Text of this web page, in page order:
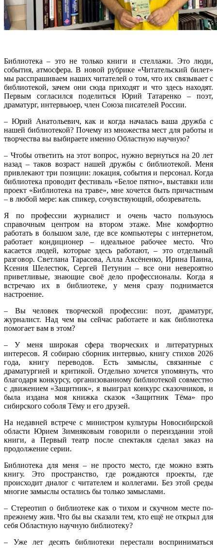
Библиотека – это не только книги и стеллажи. Это люди,
события, атмосфера. В новой рубрике «Читательский билет»
мы расспрашиваем наших читателей о том, что их связывает с
библиотекой, зачем они сюда приходят и что здесь находят.
Первым согласился поделиться Юрий Татаренко – поэт,
драматург, интервьюер, член Союза писателей России.
– Юрий Анатольевич, как и когда началась ваша дружба с
нашей библиотекой? Почему из множества мест для работы и
творчества вы выбираете именно Областную научную?
– Чтобы ответить на этот вопрос, нужно вернуться на 20 лет
назад – таков возраст нашей дружбы с библиотекой. Меня
привлекают три позиции: локация, события и персонал. Когда
библиотека проводит фестиваль «Белое пятно», выставки или
проект «Библиотека на траве», мне хочется быть причастным
– в любой мере: как спикер, сочувствующий, обозреватель.
Я по профессии журналист и очень часто пользуюсь
справочным центром на втором этаже. Мне комфортно
работать в большом зале, где все компьютеры с интернетом,
работает кондиционер – идеальное рабочее место. Что
касается людей, которые здесь работают, – это отдельный
разговор. Светлана Тарасова, Алла Аксёненко, Ирина Паина,
Ксения Шелестюк, Сергей Петунин – все они невероятно
приветливые, знающие своё дело профессионалы. Когда я
встречаю их в библиотеке, у меня сразу поднимается
настроение.
– Вы человек творческой профессии: поэт, драматург,
журналист. Над чем вы сейчас работаете и как библиотека
помогает вам в этом?
– У меня широкая сфера творческих и литературных
интересов. Я собираю сборник интервью, книгу стихов 2026
года, книгу переводов. Есть замыслы, связанные с
драматургией и критикой. Отдельно хочется упомянуть, что
благодаря конкурсу, организованному библиотекой совместно
с движением «Защитник», я выиграл конкурс сказочников, и
была издана моя книжка сказок «Защитник Тёма» про
сибирского соболя Тёму и его друзей.
На недавней встрече с министром культуры Новосибирской
области Юрием Зимняковым говорили о переиздании этой
книги, а Первый театр после спектакля сделал заказ на
продолжение серии.
Библиотека для меня – не просто место, где можно взять
книгу. Это пространство, где рождаются проекты, где
происходит диалог с читателем и коллегами. Без этой среды
многие замыслы остались бы только замыслами.
– Стереотип о библиотеке как о тихом и скучном месте по-
прежнему жив. Что бы вы сказали тем, кто ещё не открыл для
себя Областную научную библиотеку?
– Уже лет десять библиотеки перестали восприниматься